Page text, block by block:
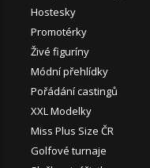
Hostesky
Promotérky
Živé figuríny
Módní přehlídky
Pořádání castingů
XXL Modelky
Miss Plus Size ČR
Golfové turnaje